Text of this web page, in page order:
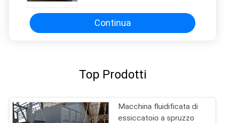
Continua
Top Prodotti
Macchina fluidificata di
essiccatoio a spruzzo